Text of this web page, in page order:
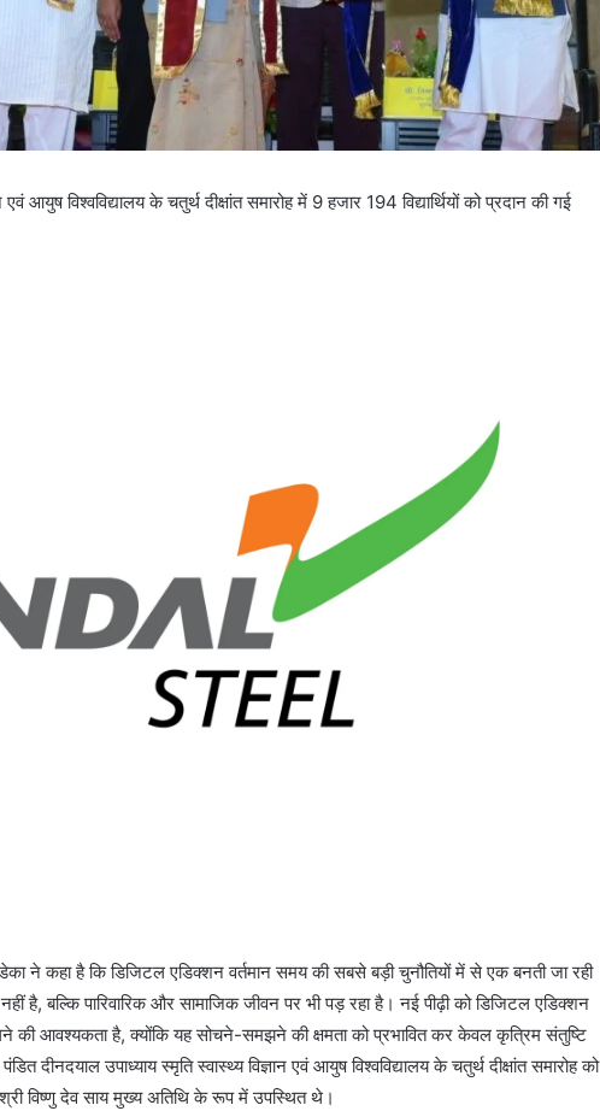
एवं आयुष विश्वविद्यालय के चतुर्थ दीक्षांत समारोह में 9 हजार 194 विद्यार्थियों को प्रदान की गई
ने कहा है कि डिजिटल एडिक्शन वर्तमान समय की सबसे बड़ी चुनौतियों में से एक बनती जा रही
है, बल्कि पारिवारिक और सामाजिक जीवन पर भी पड़ रहा है। नई पीढ़ी को डिजिटल एडिक्शन
की आवश्यकता है, क्योंकि यह सोचने-समझने की क्षमता को प्रभावित कर केवल कृत्रिम संतुष्टि
दीनदयाल उपाध्याय स्मृति स्वास्थ्य विज्ञान एवं आयुष विश्वविद्यालय के चतुर्थ दीक्षांत समारोह को
विष्णु देव साय मुख्य अतिथि के रूप में उपस्थित थे।